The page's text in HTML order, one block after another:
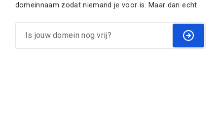
domeinnaam zodat niemand je voor is. Maar dan echt.